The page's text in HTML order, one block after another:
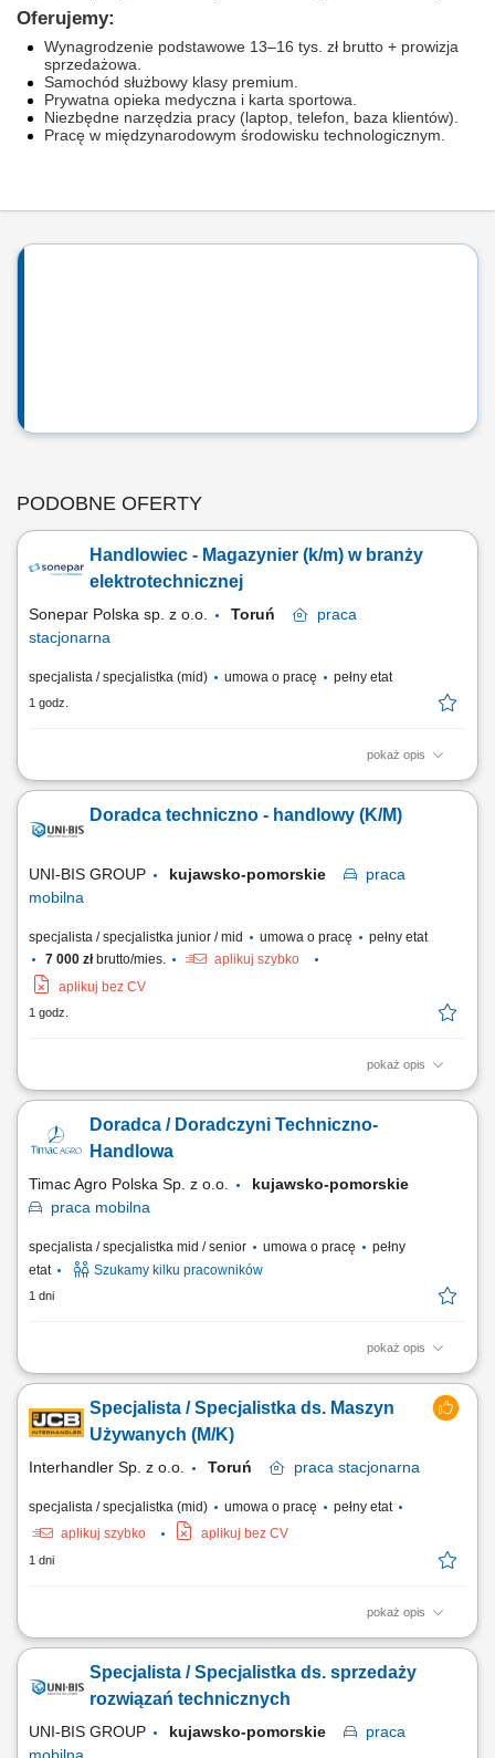
Oferujemy:
Wynagrodzenie podstawowe 13–16 tys. zł brutto + prowizja
sprzedażowa.
Samochód służbowy klasy premium.
Prywatna opieka medyczna i karta sportowa.
Niezbędne narzędzia pracy (laptop, telefon, baza klientów).
Pracę w międzynarodowym środowisku technologicznym.
PODOBNE OFERTY
Handlowiec - Magazynier (k/m) w branży
elektrotechnicznej
Sonepar Polska sp. z o.o. Toruń
praca
stacjonarna
specjalista / specjalistka (mid) umowa o pracę pełny etat
1 godz.
pokaż opis
Główny zakres obowiązków: przygotowanie kompleksowych ofert
bezpośrednia obsługa klientów w oddziale.
Doradca techniczno - handlowy (K/M)
UNI-BIS GROUP kujawsko-pomorskie
praca
mobilna
specjalista / specjalistka junior / mid umowa o pracę
pełny etat
7 000 złbrutto/mies.
aplikuj szybko
aplikuj bez CV
1 godz.
pokaż opis
Zakres obowiązków: aktywne pozyskiwanie nowych klientów
techniczne i dobór rozwiązań. prezentowanie produktów i usług firmy
oraz kompleksowych rozwiązań dla klientów; utrzymywanie
Doradca / Doradczyni Techniczno-
Handlowa
Timac Agro Polska Sp. z o.o.
kujawsko-pomorskie
praca mobilna
specjalista / specjalistka mid / senior umowa o pracę
pełny
etat
Szukamy kilku pracowników
1 dni
pokaż opis
Teren pracy: 2-3 powiaty Twoja Misja: Budowanie partnerskich relacji z
rozwiązań wspierających efektywność gospodarstw; Osiąganie celów
sprzedażowych z zachowaniem jakości obsługi;
Specjalista / Specjalistka ds. Maszyn
Używanych (M/K)
Interhandler Sp. z o.o. Toruń praca stacjonarna
specjalista / specjalistka (mid) umowa o pracę
pełny etat
aplikuj szybko
aplikuj bez CV
1 dni
pokaż opis
Kogo szukamy: Poszukujemy Specjalisty/Specjalistki ds. Maszyn
zagadnieniami technicznymi. Zadania: Zarządzanie ofertą maszyn
używanych – analiza, wycena, comiesięczna aktualizacja oferty;
Specjalista / Specjalistka ds. sprzedaży
rozwiązań technicznych
UNI-BIS GROUP kujawsko-pomorskie
praca